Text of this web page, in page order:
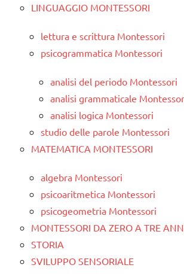
LINGUAGGIO MONTESSORI
lettura e scrittura Montessori
psicogrammatica Montessori
analisi del periodo Montessori
analisi grammaticale
analisi logica Montessori
studio delle parole Montessori
MATEMATICA MONTESSORI
algebra Montessori
psicoaritmetica Montessori
psicogeometria Montessori
MONTESSORI DA ZERO A TRE
STORIA
SVILUPPO SENSORIALE